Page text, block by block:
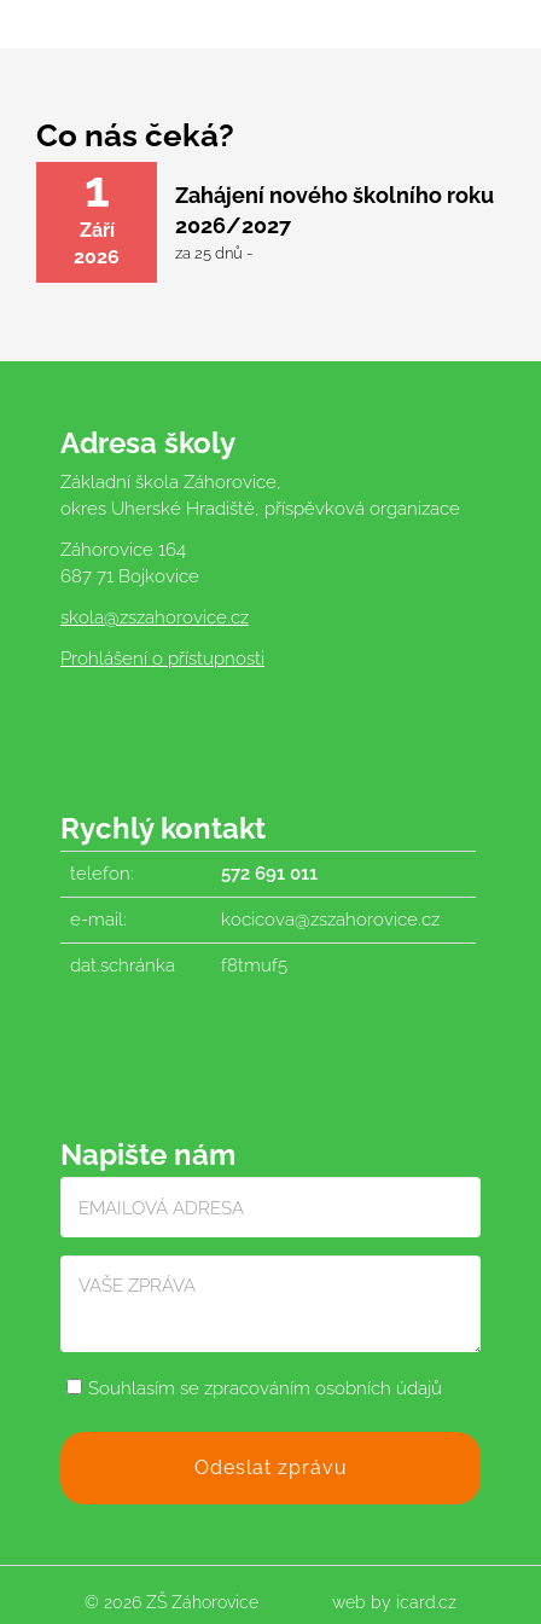
Co nás čeká?
1
Září
2026
Zahájení nového školního roku
2026/2027
za 25 dnů -
Adresa školy
Základní škola Záhorovice,
okres Uherské Hradiště, příspěvková organizace
Záhorovice 164
687 71 Bojkovice
skola@zszahorovice.cz
Prohlášení o přístupnosti
Rychlý kontakt
telefon: 572 691 011
e-mail: kocicova@zszahorovice.cz
dat.schránka f8tmuf5
Napište nám
Souhlasím se zpracováním osobních údajů
© 2026 ZŠ Záhorovice web by icard.cz